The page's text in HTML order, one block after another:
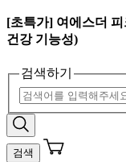
[초특가] 여에스더 피
건강 기능성)
검색하기
검색